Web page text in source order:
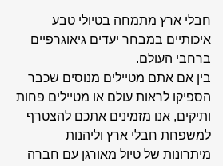
חבלי ארץ מתמחה בטיולי טבע
איכותיים במבחר יעדים גיאוגרפיים
ברחבי העולם.
בין אם אתם מטיילים מנוסים שכבר
הספיקו לראות עולם או מטיילים פחות
ותיקים, אנו מזמינים אתכם להצטרף
למשפחת חבלי ארץ וליהנות
מיתרונות של טיול מאורגן עם חברה